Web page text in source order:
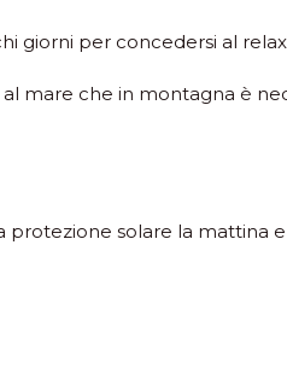
giorni per concedersi al
mare che in montagna è
solare la mattina e